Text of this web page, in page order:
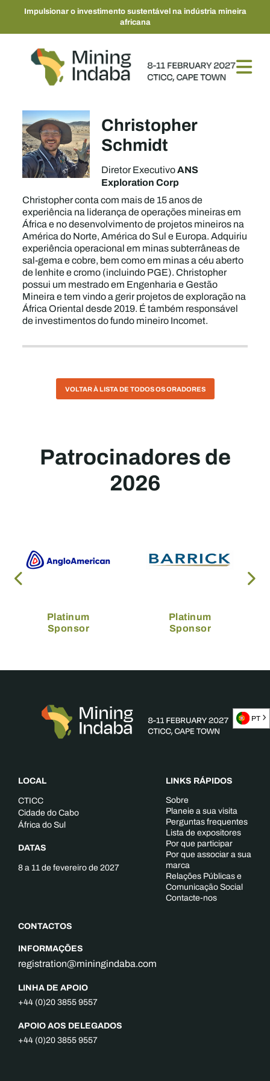
Impulsionar o investimento sustentável na indústria mineira
africana
Christopher
Schmidt
Diretor ExecutivoANS
Exploration Corp
Christopher conta com mais de 15 anos de
experiência na liderança de operações mineiras em
África e no desenvolvimento de projetos mineiros na
América do Norte, América do Sul e Europa. Adquiriu
experiência operacional em minas subterrâneas de
sal-gema e cobre, bem como em minas a céu aberto
de lenhite e cromo (incluindo PGE). Christopher
possui um mestrado em Engenharia e Gestão
Mineira e tem vindo a gerir projetos de exploração na
África Oriental desde 2019. É também responsável
de investimentos do fundo mineiro Incomet.
VOLTAR À LISTA DE TODOS OS ORADORES
Patrocinadores de
2026
Platinum
Sponsor
Platinum
Sponsor
LOCAL
CTICC
Cidade do Cabo
África do Sul
DATAS
8 a 11 de fevereiro de 2027
CONTACTOS
INFORMAÇÕES
registration@miningindaba.com
LINHA DE APOIO
+44 (0)20 3855 9557
APOIO AOS DELEGADOS
+44 (0)20 3855 9557
LINKS RÁPIDOS
Sobre
Planeie a sua visita
Perguntas frequentes
Lista de expositores
Por que participar
Por que associar a sua
marca
Relações Públicas e
Comunicação Social
Contacte-nos
PT